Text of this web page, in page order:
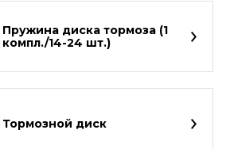
Пружина диска тормоза (1
компл./14-24 шт.)
Тормозной диск